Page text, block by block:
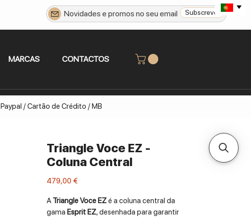
Subscrever
MARCAS CONTACTOS
Paypal / Cartão de Crédito / MB
Triangle Voce EZ -
Coluna Central
479,00 €
ATriangle Voce EZé a coluna central da
gama Esprit EZ, desenhada para garantir